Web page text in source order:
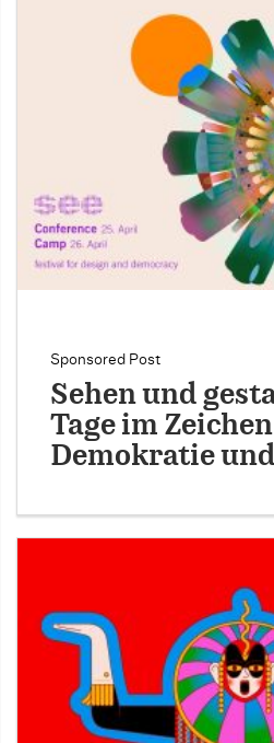
Sponsored Post
Sehen und
Tage im
Demokratie